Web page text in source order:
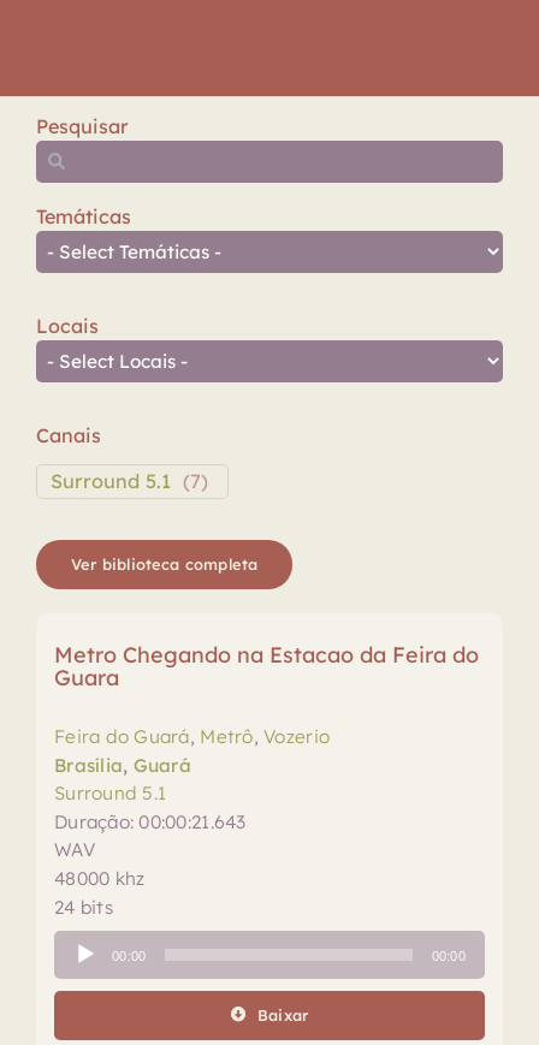
Pesquisar
Temáticas
Locais
Canais
Surround 5.1 (7)
Ver biblioteca completa
Metro Chegando na Estacao da Feira do
Guara
Feira do Guará, Metrô,Vozerio
Brasília, Guará
Surround 5.1
Duração: 00:00:21.643
WAV
48000 khz
24 bits
Tocador
de
áudio
00:00 00:00
Baixar